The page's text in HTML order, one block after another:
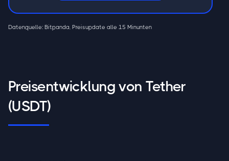
Datenquelle: Bitpanda, Preisupdate alle 15 Minunten
Preisentwicklung von Tether
(USDT)